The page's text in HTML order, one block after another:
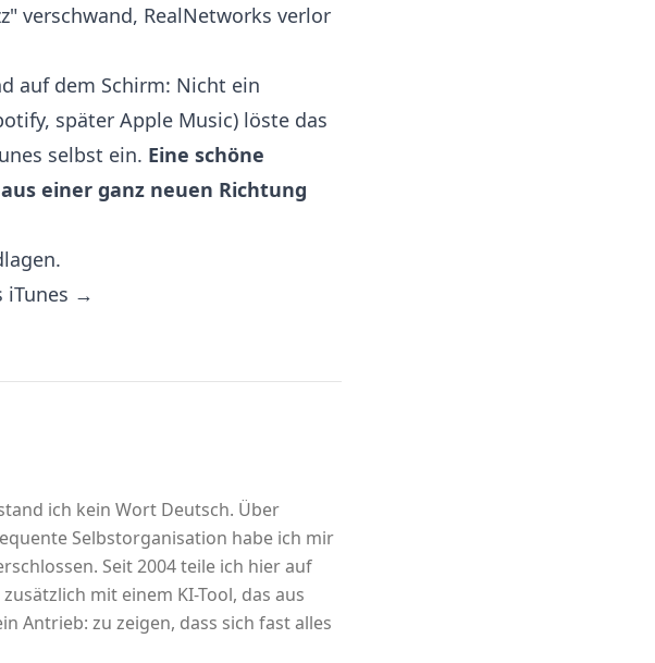
verschwand, RealNetworks verlor
auf dem Schirm: Nicht ein
später Apple Music) löste das
selbst ein. Eine schöne
einer ganz neuen Richtung
iTunes →
ich kein Wort Deutsch. Über
Selbstorganisation habe ich mir
Seit 2004 teile ich hier auf
mit einem KI-Tool, das aus
Antrieb: zu zeigen, dass sich fast alles